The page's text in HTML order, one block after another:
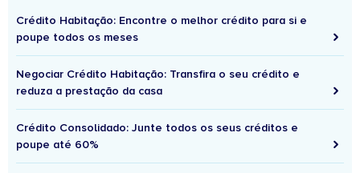
Crédito Habitação: Encontre o melhor crédito para si e
poupe todos os meses
Negociar Crédito Habitação: Transfira o seu crédito e
reduza a prestação da casa
Crédito Consolidado: Junte todos os seus créditos e
poupe até 60%